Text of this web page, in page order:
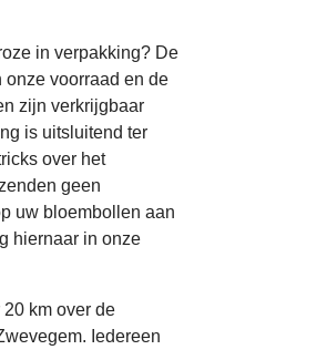
in verpakking? De
voorraad en de
zijn verkrijgbaar
is uitsluitend ter
over het
geen
uw bloembollen aan
hiernaar in onze
km over de
Iedereen